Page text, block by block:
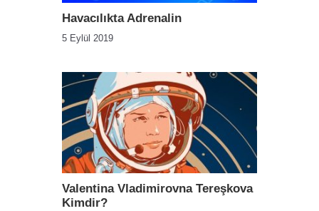
Havacılıkta Adrenalin
5 Eylül 2019
Valentina Vladimirovna Tereşkova
Kimdir?